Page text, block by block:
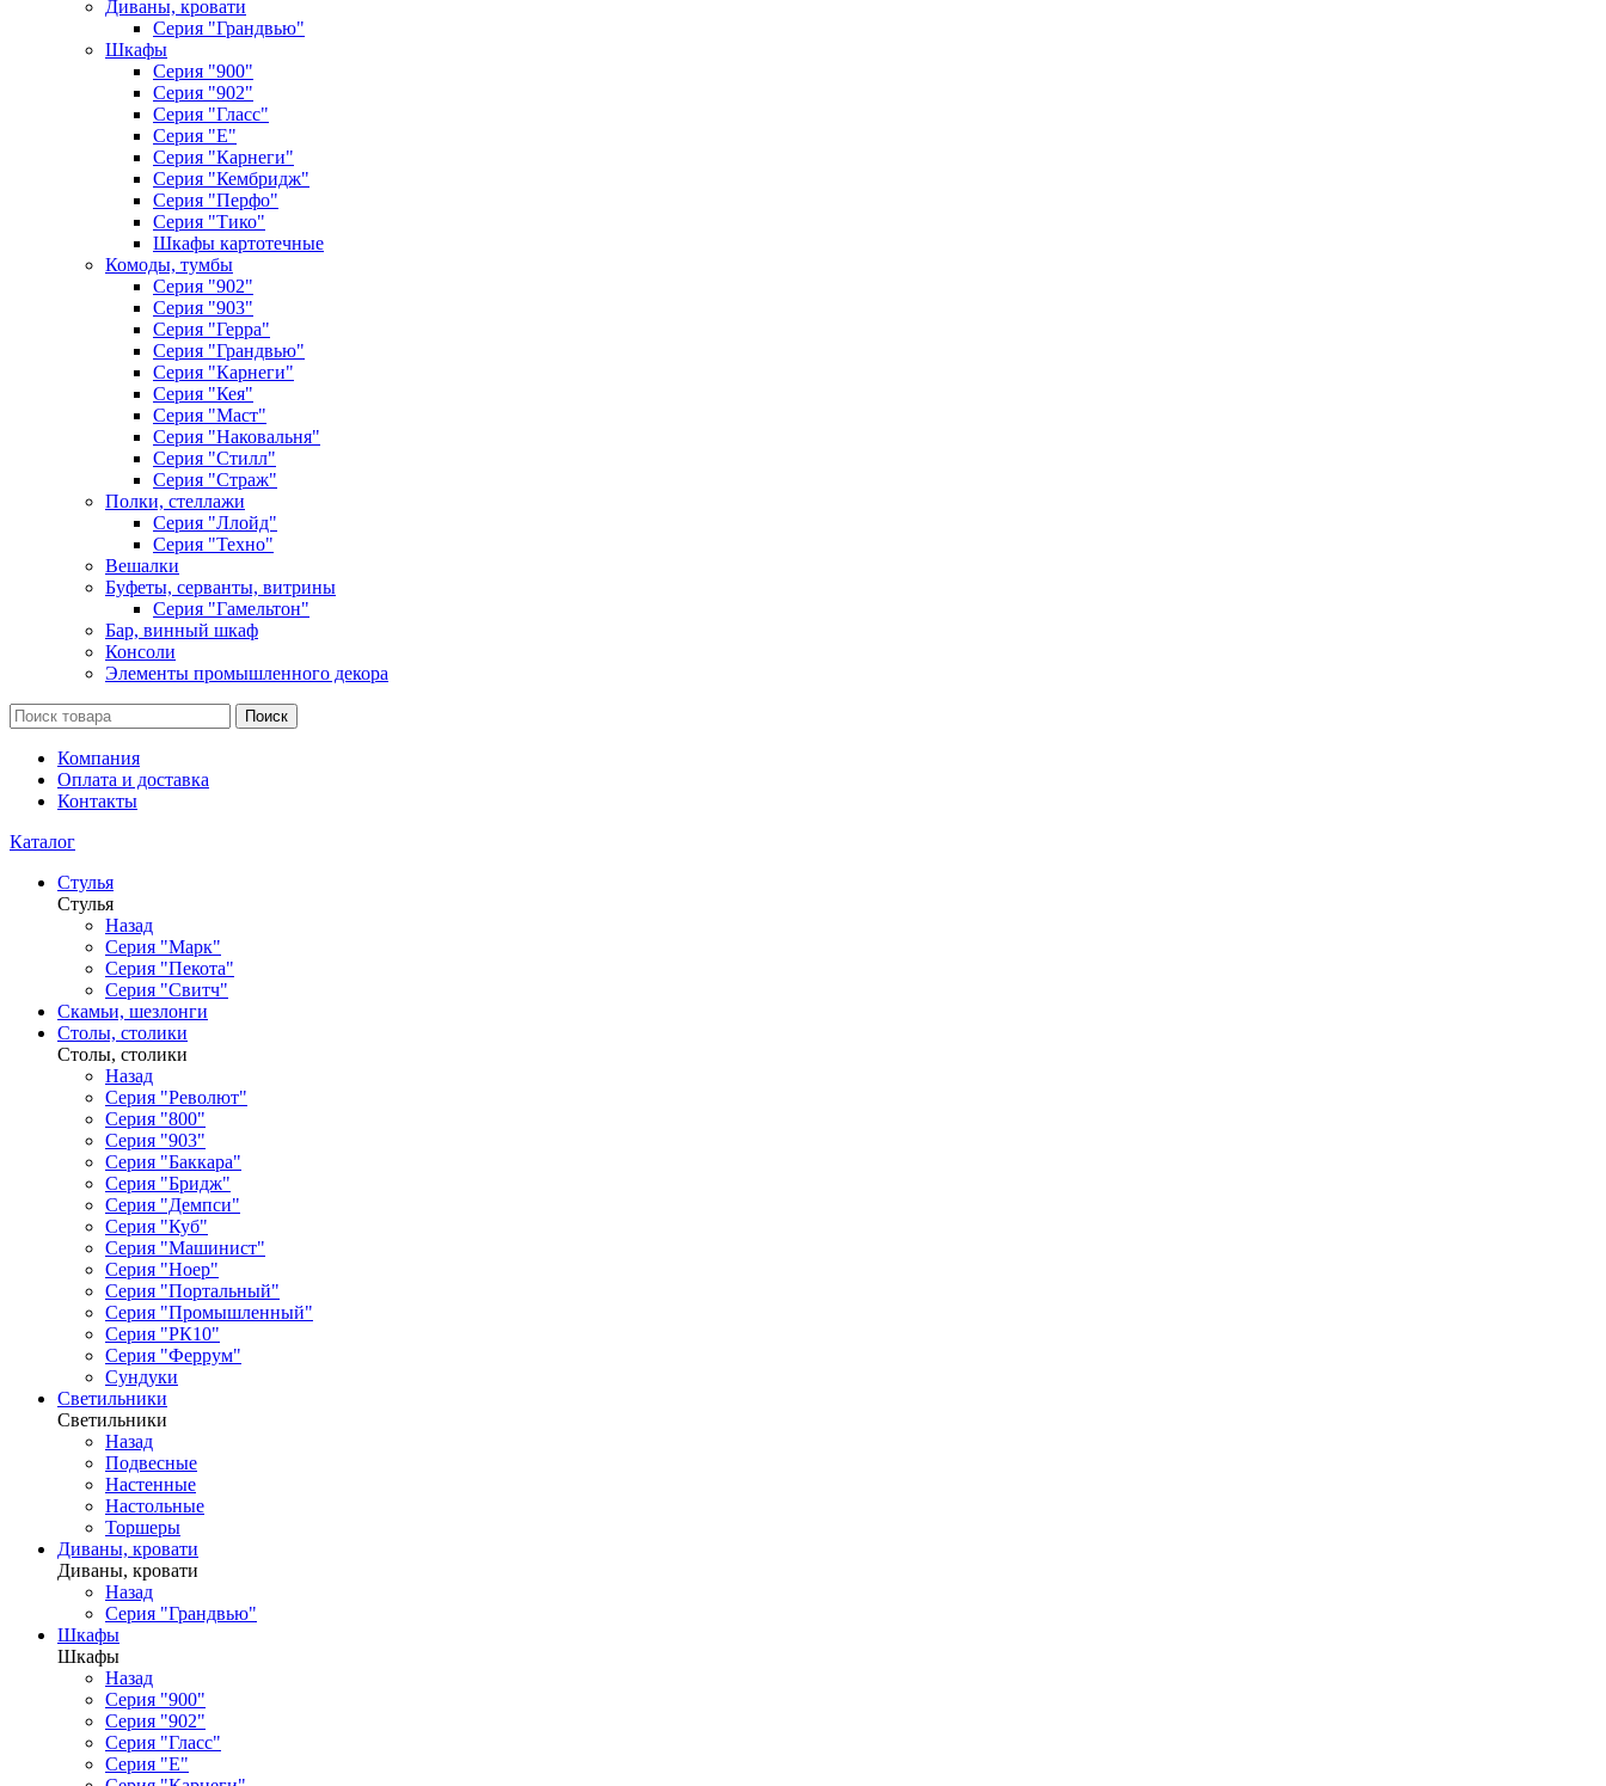
Диваны, кровати
Серия "Грандвью"
Шкафы
Серия "900"
Серия "902"
Серия "Гласс"
Серия "Е"
Серия "Карнеги"
Серия "Кембридж"
Серия "Перфо"
Серия "Тико"
Шкафы картотечные
Комоды, тумбы
Серия "902"
Серия "903"
Серия "Герра"
Серия "Грандвью"
Серия "Карнеги"
Серия "Кея"
Серия "Маст"
Серия "Наковальня"
Серия "Стилл"
Серия "Страж"
Полки, стеллажи
Серия "Ллойд"
Серия "Техно"
Вешалки
Буфеты, серванты, витрины
Серия "Гамельтон"
Бар, винный шкаф
Консоли
Элементы промышленного декора
Поиск
Компания
Оплата и доставка
Контакты
Каталог
Стулья
Стулья
Назад
Серия "Марк"
Серия "Пекота"
Серия "Свитч"
Скамьи, шезлонги
Столы, столики
Столы, столики
Назад
Серия "Револют"
Серия "800"
Серия "903"
Серия "Баккара"
Серия "Бридж"
Серия "Демпси"
Серия "Куб"
Серия "Машинист"
Серия "Ноер"
Серия "Портальный"
Серия "Промышленный"
Серия "РК10"
Серия "Феррум"
Сундуки
Светильники
Светильники
Назад
Подвесные
Настенные
Настольные
Торшеры
Диваны, кровати
Диваны, кровати
Назад
Серия "Грандвью"
Шкафы
Шкафы
Назад
Серия "900"
Серия "902"
Серия "Гласс"
Серия "Е"